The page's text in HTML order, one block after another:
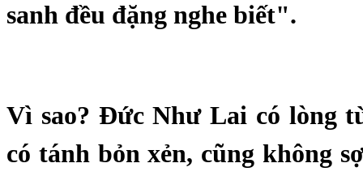
sanh đều đặng nghe biết".
Vì sao? Đức Như Lai có lòng
có tánh bỏn xẻn, cũng không